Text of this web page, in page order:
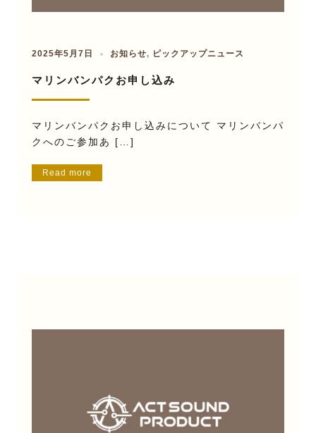
2025年5月7日 お知らせ, ピックアップニュース
マリンバンパクお申し込み
マリンバンパクお申し込みについて マリンバンパ
クへのご参加あ […]
Read more